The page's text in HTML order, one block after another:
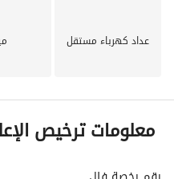
عداد كهرباء مستقل
معلومات ترخيص